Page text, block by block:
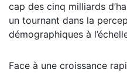
cap des cinq milliards
un tournant dans la
démographiques à
Face à une croissance